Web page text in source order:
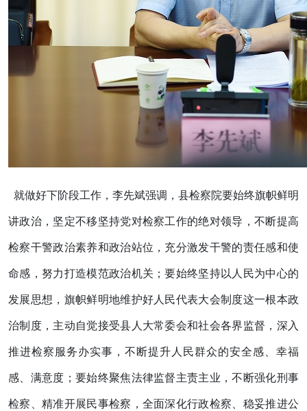
就做好下阶段工作，李先斌强调，县检察院要始终旗帜鲜明
讲政治，坚定不移坚持党对检察工作的绝对领导，不断提高
检察干警政治素养和政治站位，充分激发干警的责任感和使
命感，努力打造模范政治机关；要始终坚持以人民为中心的
发展思想，旗帜鲜明地维护好人民代表大会制度这一根本政
治制度，主动自觉接受县人大常委会和社会各界监督，深入
推进检察服务办实事，不断提升人民群众的安全感、幸福
感、满意度；要始终聚焦法律监督主责主业，不断强化刑事
检察、精准开展民事检察，全面深化行政检察、稳妥推进公